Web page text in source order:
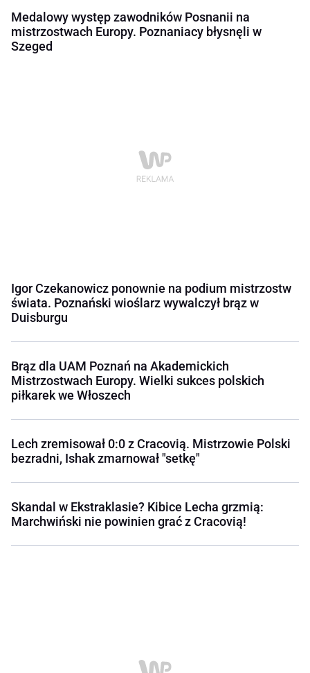
Medalowy występ zawodników Posnanii na
mistrzostwach Europy. Poznaniacy błysnęli w
Szeged
Igor Czekanowicz ponownie na podium mistrzostw
świata. Poznański wioślarz wywalczył brąz w
Duisburgu
Brąz dla UAM Poznań na Akademickich
Mistrzostwach Europy. Wielki sukces polskich
piłkarek we Włoszech
Lech zremisował 0:0 z Cracovią. Mistrzowie Polski
bezradni, Ishak zmarnował "setkę"
Skandal w Ekstraklasie? Kibice Lecha grzmią:
Marchwiński nie powinien grać z Cracovią!